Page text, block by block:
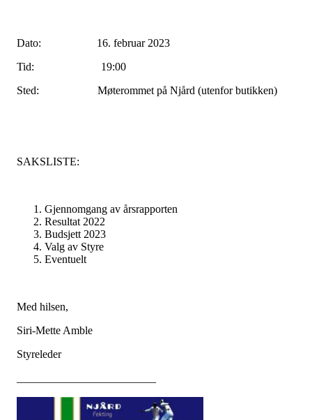
Dato: 16. februar 2023
Tid: 19:00
Sted: Møterommet på Njård (utenfor butikken)
SAKSLISTE:
Gjennomgang av årsrapporten
Resultat 2022
Budsjett 2023
Valg av Styre
Eventuelt
Med hilsen,
Siri-Mette Amble
Styreleder